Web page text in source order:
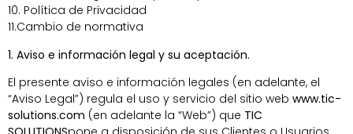
10. Política de Privacidad
11.Cambio de normativa
1. Aviso e información legal y su aceptación.
El presente aviso e información legales (en adelante, el
“Aviso Legal”) regula el uso y servicio del sitio web www.tic-
solutions.com (en adelante la “Web”) que TIC